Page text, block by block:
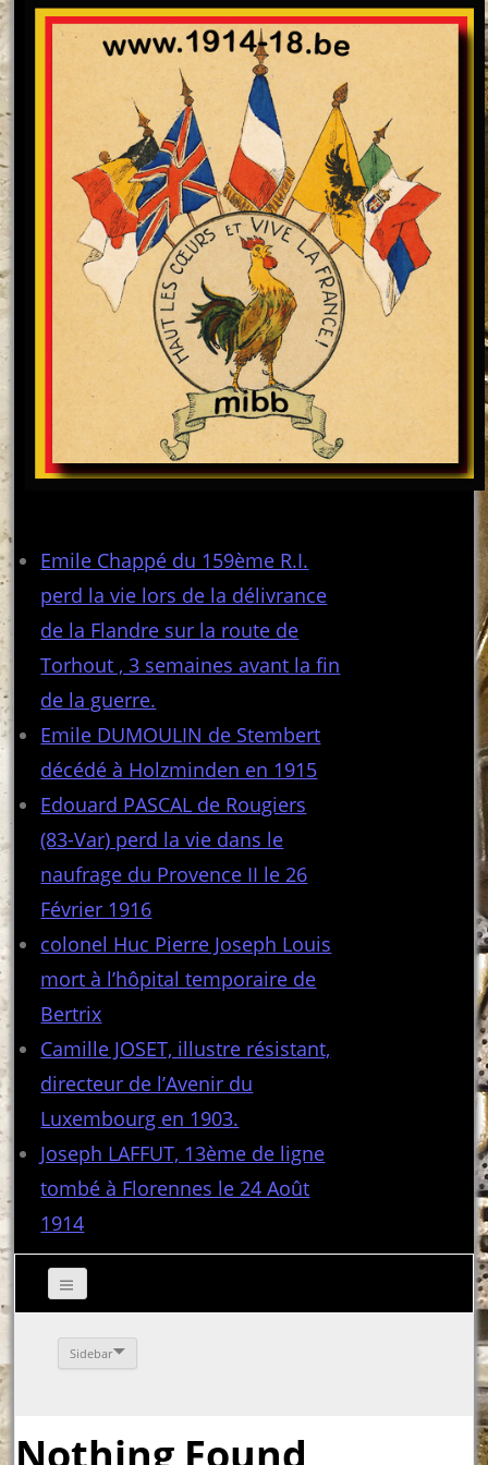
Emile Chappé du 159ème R.I.
perd la vie lors de la délivrance
de la Flandre sur la route de
Torhout , 3 semaines avant la fin
de la guerre.
Emile DUMOULIN de Stembert
décédé à Holzminden en 1915
Edouard PASCAL de Rougiers
(83-Var) perd la vie dans le
naufrage du Provence II le 26
Février 1916
colonel Huc Pierre Joseph Louis
mort à l’hôpital temporaire de
Bertrix
Camille JOSET, illustre résistant,
directeur de l’Avenir du
Luxembourg en 1903.
Joseph LAFFUT, 13ème de ligne
tombé à Florennes le 24 Août
1914
Sidebar
Nothing Found